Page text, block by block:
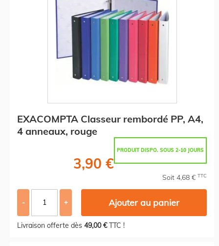
EXACOMPTA Classeur rembordé PP, A4,
4 anneaux, rouge
PRODUIT DISPO. SOUS 2-10 JOURS
3,90 €
Soit 4,68 € TTC
- + Ajouter au panier
Livraison offerte dès 49,00 €TTC !